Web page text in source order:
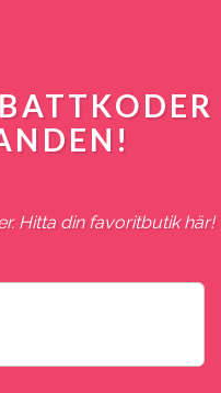
Hitta din favoritbutik här!